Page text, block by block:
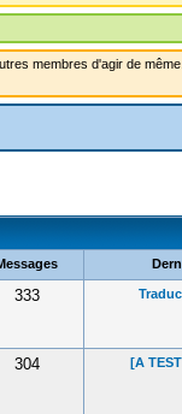
membres d'agir de
333
304
[A